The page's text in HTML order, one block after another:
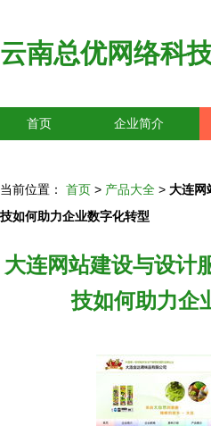
云南总优网络科
首页 企业简介
当前位置： 首页 > 产品大全 > 大连网
技如何助力企业数字化转型
大连网站建设与设计
技如何助力企